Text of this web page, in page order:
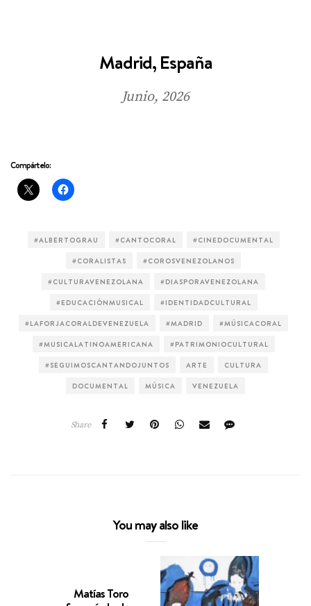
Madrid, España
Junio, 2026
Compártelo:
#ALBERTOGRAU #CANTOCORAL #CINEDOCUMENTAL
#CORALISTAS #COROSVENEZOLANOS
#CULTURAVENEZOLANA #DIASPORAVENEZOLANA
#EDUCACIÓNMUSICAL #IDENTIDADCULTURAL
#LAFORJACORALDEVENEZUELA #MADRID #MÚSICACORAL
#MUSICALATINOAMERICANA #PATRIMONIOCULTURAL
#SEGUIMOSCANTANDOJUNTOS ARTE CULTURA
DOCUMENTAL MÚSICA VENEZUELA
Share
You may also like
Matías Toro